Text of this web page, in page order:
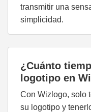
transmitir una
simplicidad.
¿Cuánto
logotipo en
Con Wizlogo, solo
su logotipo y